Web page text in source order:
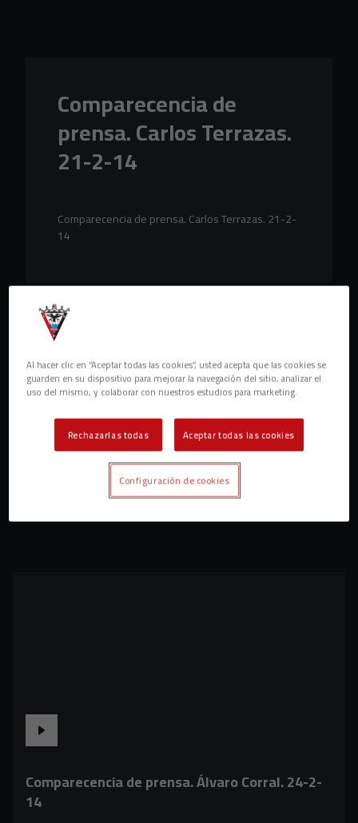
Comparecencia de
prensa. Carlos Terrazas.
21-2-14
Comparecencia de prensa. Carlos Terrazas. 21-2-
14
Comparecencia de prensa. Álvaro Corral. 24-2-
14
Al hacer clic en “Aceptar todas las cookies”, usted acepta que las cookies se
guarden en su dispositivo para mejorar la navegación del sitio, analizar el
uso del mismo, y colaborar con nuestros estudios para marketing.
Rechazarlas todas Aceptar todas las cookies
Configuración de cookies